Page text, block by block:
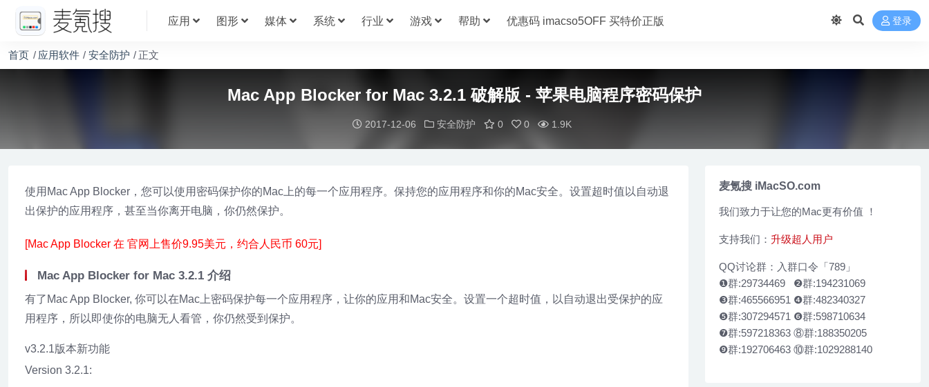
应用 图形 媒体 系统 行业 游戏 帮助 优惠码 imacso5OFF 买特价正版 登录
首页 应用软件 安全防护 正文
Mac App Blocker for Mac 3.2.1 破解版 - 苹果电脑程序密码保护
2017-12-06 安全防护 0 0 1.9K
使用Mac App Blocker，您可以使用密码保护你的Mac上的每一个应用程序。保持您的应用程序和你的Mac安全。设置超时值以自动退
出保护的应用程序，甚至当你离开电脑，你仍然保护。
[Mac App Blocker 在 官网上售价9.95美元，约合人民币 60元]
Mac App Blocker for Mac 3.2.1 介绍
有了Mac App Blocker, 你可以在Mac上密码保护每一个应用程序，让你的应用和Mac安全。设置一个超时值，以自动退出受保护的应
用程序，所以即使你的电脑无人看管，你仍然受到保护。
v3.2.1版本新功能
Version 3.2.1:
麦氪搜 iMacSO.com
我们致力于让您的Mac更有价值 ！
支持我们： 升级超人用户
QQ讨论群：入群口令「789」
❶群:29734469 ❷群:194231069
❸群:465566951 ❹群:482340327
❺群:307294571 ❻群:598710634
❼群:597218363 ⑧群:188350205
❾群:192706463 ⑩群:1029288140